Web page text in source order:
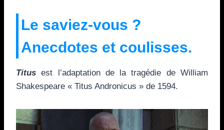
Le saviez-vous ?
Anecdotes et coulisses.
Titusest l’adaptation de la tragédie de William
Shakespeare « Titus Andronicus » de 1594.